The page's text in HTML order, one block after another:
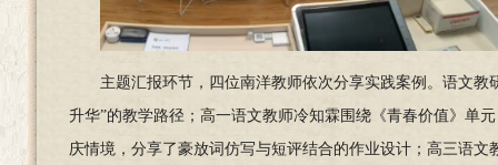
主题汇报环节，四位南洋教师依次分享实践案例。语文
升华”的教学路径；高一语文教师冷知霖围绕《青春价值》单
庆情境，分享了豪放词仿写与短评结合的作业设计；高三语